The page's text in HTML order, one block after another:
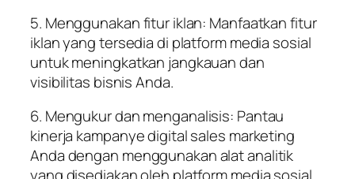
5. Menggunakan fitur iklan: Manfaatkan fitur
iklan yang tersedia di platform media sosial
untuk meningkatkan jangkauan dan
visibilitas bisnis Anda.
6. Mengukur dan menganalisis: Pantau
kinerja kampanye digital sales marketing
Anda dengan menggunakan alat analitik